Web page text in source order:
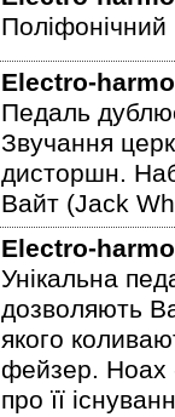
Поліфонічний
Electro-
Педаль
Звучання
дисторшн.
Вайт (Jack
Electro-
Унікальна
дозволяють
якого
фейзер. Hoax
про її